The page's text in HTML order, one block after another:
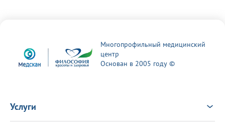
Многопрофильный медицинский
центр
Основан в 2005 году ©
Услуги